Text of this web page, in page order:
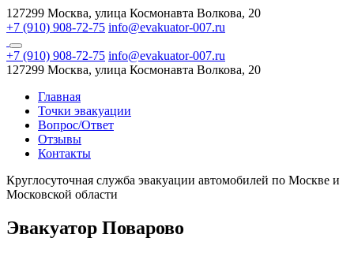
127299 Москва, улица Космонавта Волкова, 20
+7 (910) 908-72-75 info@evakuator-007.ru
+7 (910) 908-72-75 info@evakuator-007.ru
127299 Москва, улица Космонавта Волкова, 20
Главная
Точки эвакуации
Вопрос/Ответ
Отзывы
Контакты
Круглосуточная служба эвакуации автомобилей по Москве и
Московской области
Эвакуатор Поварово